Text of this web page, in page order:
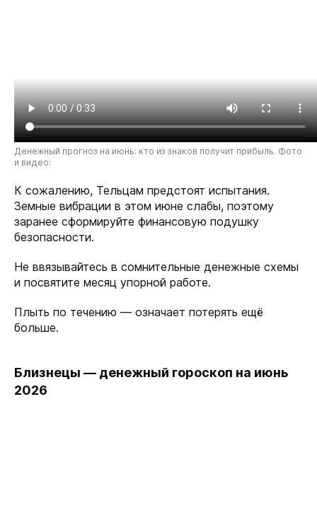
Денежный прогноз на июнь: кто из знаков получит прибыль. Фото
и видео:
К сожалению, Тельцам предстоят испытания.
Земные вибрации в этом июне слабы, поэтому
заранее сформируйте финансовую подушку
безопасности.
Не ввязывайтесь в сомнительные денежные схемы
и посвятите месяц упорной работе.
Плыть по течению — означает потерять ещё
больше.
Близнецы — денежный гороскоп на июнь
2026